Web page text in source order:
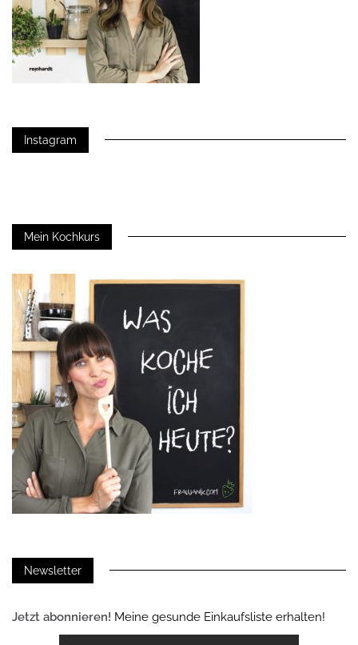
Instagram
Mein Kochkurs
Newsletter
Jetzt abonnieren! Meine gesunde Einkaufsliste erhalten!